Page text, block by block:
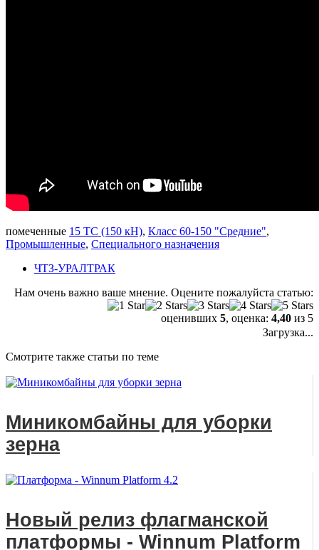
помеченные 15 ТС (150 кН), Класс 60-150 "Средние",
Промышленные, Специального назначения
ЧТЗ-УРАЛТРАК
Нам очень важно ваше мнение. Оцените пожалуйста статью:
оценивших 5, оценка: 4,40 из 5
Загрузка...
Смотрите также статьи по теме
Миникомбайны для уборки
зерна
Новый релиз флагманской
платформы - Winnum Platform